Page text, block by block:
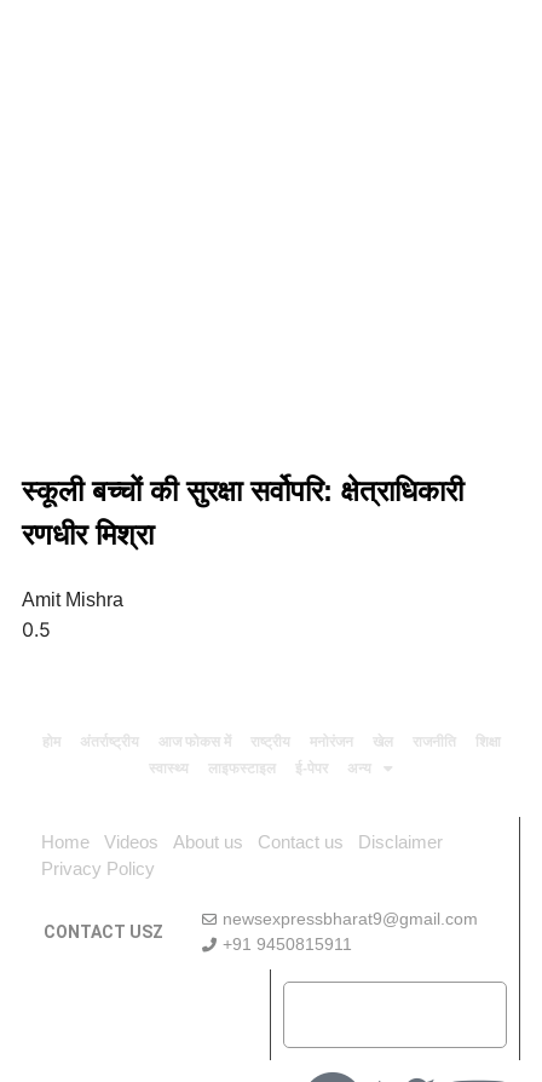
स्कूली बच्चों की सुरक्षा सर्वोपरि: क्षेत्राधिकारी
रणधीर मिश्रा
Amit Mishra
होम अंतर्राष्ट्रीय आज फोकस में राष्ट्रीय मनोरंजन खेल राजनीति
शिक्षा
स्वास्थ्य
लाइफस्टाइल ई-पेपर अन्य
Home Videos About us Contact us
Disclaimer
Privacy Policy
CONTACT USZ
newsexpressbharat9@gmail.com
+91 9450815911